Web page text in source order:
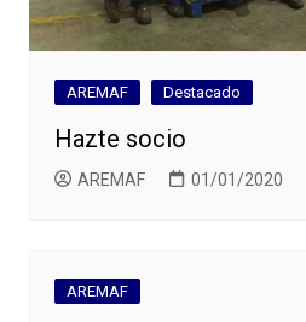
AREMAF Destacado
Hazte socio
AREMAF 01/01/2020
AREMAF